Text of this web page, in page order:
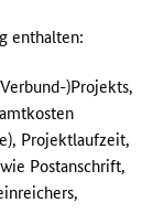
enthalten:
)Projekts,
Projektlaufzeit,
Postanschrift,